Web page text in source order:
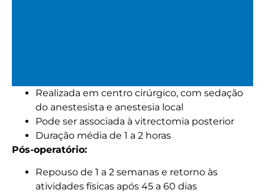
Cirurgia de Descolamento
de Retina (Retinopexia com
introflexão escleral)
ao redor do globo ocular para bloquear a rotura da
retina, responsável pelo descolamento.
Realizada em centro cirúrgico, com sedação
do anestesista e anestesia local
Pode ser associada à vitrectomia posterior
Duração média de 1 a 2 horas
Pós-operatório:
Repouso de 1 a 2 semanas e retorno às
atividades físicas após 45 a 60 dias